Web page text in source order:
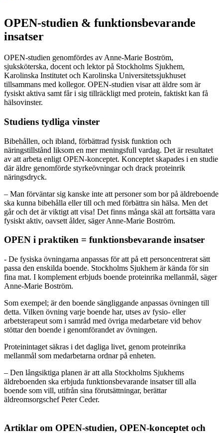
OPEN-studien & funktionsbevarande
insatser
OPEN-studien genomfördes av Anne-Marie Boström,
sjuksköterska, docent och lektor på Stockholms Sjukhem,
Karolinska Institutet och Karolinska Universitetssjukhuset
tillsammans med kollegor. OPEN-studien visar att äldre som är
fysiskt aktiva samt får i sig tillräckligt med protein, faktiskt kan få
hälsovinster.
Studiens tydliga vinster
Bibehållen, och ibland, förbättrad fysisk funktion och
näringstillstånd liksom en mer meningsfull vardag. Det är resultatet
av att arbeta enligt OPEN-konceptet. Konceptet skapades i en studie
där äldre genomförde styrkeövningar och drack proteinrik
näringsdryck.
– Man förväntar sig kanske inte att personer som bor på äldreboende
ska kunna bibehålla eller till och med förbättra sin hälsa. Men det
går och det är viktigt att visa! Det finns många skäl att fortsätta vara
fysiskt aktiv, oavsett ålder, säger Anne-Marie Boström.
OPEN i praktiken = funktionsbevarande insatser
- De fysiska övningarna anpassas för att på ett personcentrerat sätt
passa den enskilda boende. Stockholms Sjukhem är kända för sin
fina mat. I komplement erbjuds boende proteinrika mellanmål, säger
Anne-Marie Boström.
Som exempel; är den boende sängliggande anpassas övningen till
detta. Vilken övning varje boende har, utses av fysio- eller
arbetsterapeut som i samråd med övriga medarbetare vid behov
stöttar den boende i genomförandet av övningen.
Proteinintaget säkras i det dagliga livet, genom proteinrika
mellanmål som medarbetarna ordnar på enheten.
– Den långsiktiga planen är att alla Stockholms Sjukhems
äldreboenden ska erbjuda funktionsbevarande insatser till alla
boende som vill, utifrån sina förutsättningar, berättar
äldreomsorgschef Peter Ceder.
Artiklar om OPEN-studien, OPEN-konceptet och